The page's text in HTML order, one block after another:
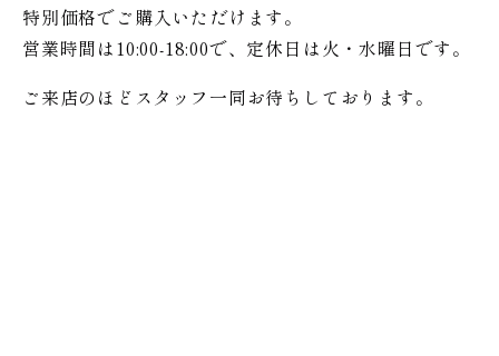
特別価格でご購入いただけます。
営業時間は10:00-18:00で、定休日は火・水曜日です。
ご来店のほどスタッフ一同お待ちしております。